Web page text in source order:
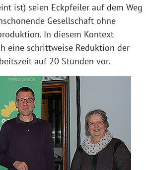
ist) seien Eckpfeiler auf dem Weg
Gesellschaft ohne
In diesem Kontext
eine schrittweise Reduktion der
auf 20 Stunden vor.